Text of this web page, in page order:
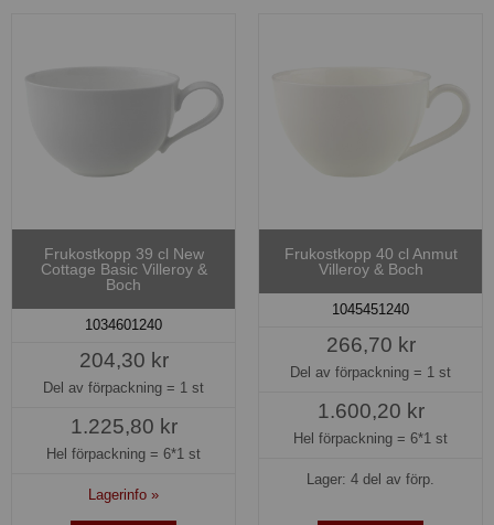
Frukostkopp 39 cl New
Cottage Basic Villeroy &
Boch
1034601240
204,30 kr
Del av förpackning = 1 st
1.225,80 kr
Hel förpackning = 6*1 st
Lagerinfo »
Frukostkopp 40 cl Anmut
Villeroy & Boch
1045451240
266,70 kr
Del av förpackning = 1 st
1.600,20 kr
Hel förpackning = 6*1 st
Lager: 4 del av förp.